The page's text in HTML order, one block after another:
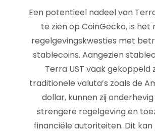
Een potentieel nadeel van
te zien op CoinGecko, is het
regelgevingskwesties met
stablecoins. Aangezien
Terra UST vaak gekoppeld
traditionele valuta’s zoals de
dollar, kunnen zij onderhevig
strengere regelgeving en
financiële autoriteiten. Dit